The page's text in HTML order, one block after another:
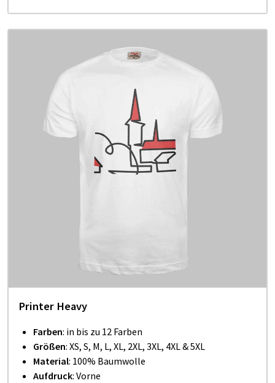
Printer Heavy
Farben: in bis zu 12 Farben
Größen: XS, S, M, L, XL, 2XL, 3XL, 4XL & 5XL
Material: 100% Baumwolle
Aufdruck: Vorne